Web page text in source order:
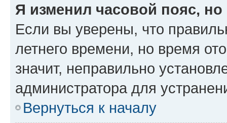
Я изменил часовой пояс,
Если вы уверены, что
летнего времени, но время
значит, неправильно
администратора для
Вернуться к началу